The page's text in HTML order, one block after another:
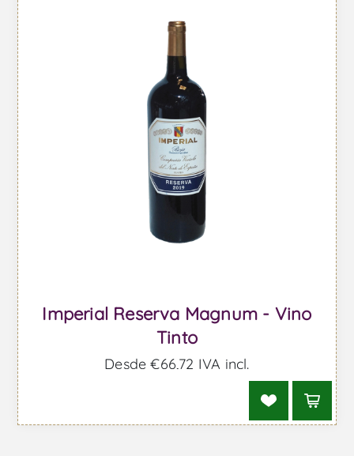
Imperial Reserva Magnum - Vino
Tinto
Desde €66,72 IVA incl.